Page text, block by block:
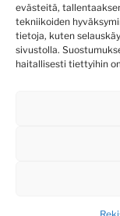
evästeitä,
tekniikoiden
tietoja, kuten
sivustolla.
haitallisesti tiettyihin
Sisältösyöte
Kommenttisyöte